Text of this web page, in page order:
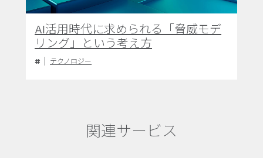
AI活用時代に求められる「脅威モデ
リング」という考え方
テクノロジー
関連サービス